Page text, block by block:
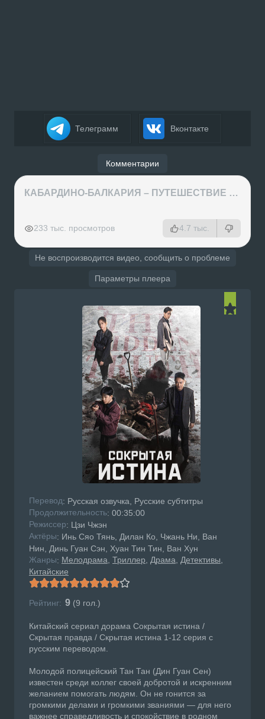
Телеграмм Вконтакте
Комментарии
КАБАРДИНО-БАЛКАРИЯ – ПУТЕШЕСТВИЕ НА КАВКАЗ часть 3
233 тыс. просмотров 4.7 тыс.
Не воспроизводится видео, сообщить о проблеме
Параметры плеера
Перевод: Русская озвучка, Русские субтитры
Продолжительность: 00:35:00
Режисcер: Цзи Чжэн
Актёры: Инь Сяо Тянь, Дилан Ко, Чжань Ни, Ван
Нин, Динь Гуан Сэн, Хуан Тин Тин, Ван Хун
Жанры: Мелодрама Триллер Драма Детективы
Китайские
Рейтинг: 9 (9 гол.)
Китайский сериал дорама Сокрытая истина /
Скрытая правда / Скрытая истина 1-12 серия с
русским переводом.
Молодой полицейский Тан Тан (Дин Гуан Сен)
известен среди коллег своей добротой и искренним
желанием помогать людям. Он не гонится за
громкими делами и громкими званиями — для него
важнее справедливость и спокойствие в родном